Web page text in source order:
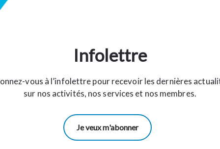
Infolettre
vous à l’infolettre pour recevoir les dernières
sur nos activités, nos services et nos membres.
Je veux m'abonner